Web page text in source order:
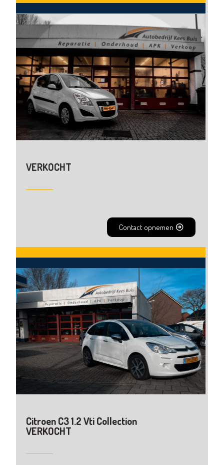
VERKOCHT
Contact opnemen
Citroen C3 1.2 Vti Collection
VERKOCHT